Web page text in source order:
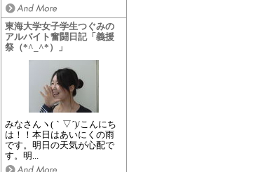
東海大学女子学生つぐみの
アルバイト奮闘日記「義援
祭（*^_^*）」
みなさんヽ(｀▽´)/こんにち
は！！本日はあいにくの雨
です。明日の天気が心配で
す。明...